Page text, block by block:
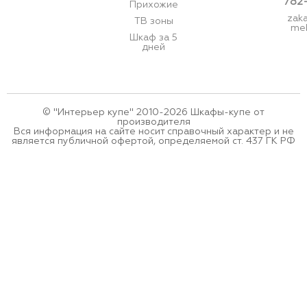
Прихожие
ТВ зоны
Шкаф за 5
дней
© "Интерьер купе" 2010-2026 Шкафы-купе от
производителя
Вся информация на сайте носит справочный характер и не
является публичной офертой, определяемой ст. 437 ГК РФ